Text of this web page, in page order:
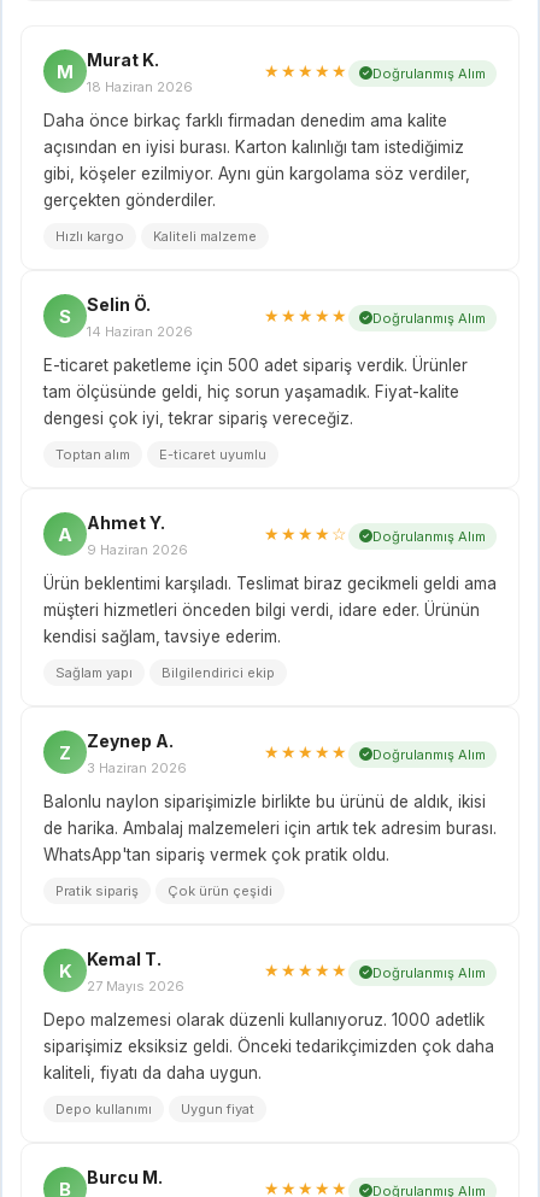
M
Murat K.
18 Haziran 2026
★★★★★ Doğrulanmış Alım
Daha önce birkaç farklı firmadan denedim ama kalite
açısından en iyisi burası. Karton kalınlığı tam istediğimiz
gibi, köşeler ezilmiyor. Aynı gün kargolama söz verdiler,
gerçekten gönderdiler.
Hızlı kargo Kaliteli malzeme
S
Selin Ö.
14 Haziran 2026
★★★★★ Doğrulanmış Alım
E-ticaret paketleme için 500 adet sipariş verdik. Ürünler
tam ölçüsünde geldi, hiç sorun yaşamadık. Fiyat-kalite
dengesi çok iyi, tekrar sipariş vereceğiz.
Toptan alım E-ticaret uyumlu
A
Ahmet Y.
9 Haziran 2026
★★★★☆ Doğrulanmış Alım
Ürün beklentimi karşıladı. Teslimat biraz gecikmeli geldi ama
müşteri hizmetleri önceden bilgi verdi, idare eder. Ürünün
kendisi sağlam, tavsiye ederim.
Sağlam yapı Bilgilendirici ekip
Z
Zeynep A.
3 Haziran 2026
★★★★★ Doğrulanmış Alım
Balonlu naylon siparişimizle birlikte bu ürünü de aldık, ikisi
de harika. Ambalaj malzemeleri için artık tek adresim burası.
WhatsApp'tan sipariş vermek çok pratik oldu.
Pratik sipariş Çok ürün çeşidi
K
Kemal T.
27 Mayıs 2026
★★★★★ Doğrulanmış Alım
Depo malzemesi olarak düzenli kullanıyoruz. 1000 adetlik
siparişimiz eksiksiz geldi. Önceki tedarikçimizden çok daha
kaliteli, fiyatı da daha uygun.
Depo kullanımı Uygun fiyat
B
Burcu M.
★★★★★ Doğrulanmış Alım